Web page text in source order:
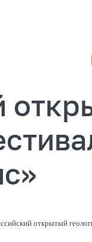
открытый